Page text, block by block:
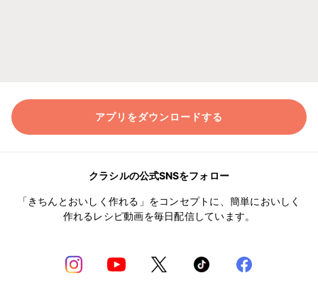
アプリをダウンロードする
クラシルの公式SNSをフォロー
「きちんとおいしく作れる」をコンセプトに、簡単においしく
作れるレシピ動画を毎日配信しています。